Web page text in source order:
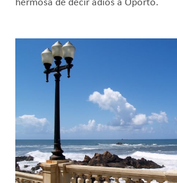
hermosa de decir adiós a Oporto.